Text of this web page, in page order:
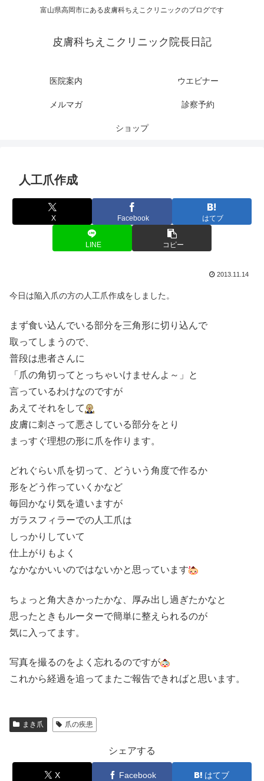
富山県高岡市にある皮膚科ちえこクリニックのブログです
皮膚科ちえこクリニック院長日記
医院案内 ウエビナー
メルマガ 診察予約
ショップ
人工爪作成
X Facebook はてブ
LINE コピー
2013.11.14
今日は陥入爪の方の人工爪作成をしました。
まず食い込んでいる部分を三角形に切り込んで
取ってしまうので、
普段は患者さんに
「爪の角切ってとっちゃいけませんよ～」と
言っているわけなのですが
あえてそれをして
皮膚に刺さって悪さしている部分をとり
まっすぐ理想の形に爪を作ります。
どれぐらい爪を切って、どういう角度で作るか
形をどう作っていくかなど
毎回かなり気を遣いますが
ガラスフィラーでの人工爪は
しっかりしていて
仕上がりもよく
なかなかいいのではないかと思っています
ちょっと角大きかったかな、厚み出し過ぎたかなと
思ったときもルーターで簡単に整えられるのが
気に入ってます。
写真を撮るのをよく忘れるのですが
これから経過を追ってまたご報告できればと思います。
まき爪 爪の疾患
シェアする
X Facebook はてブ